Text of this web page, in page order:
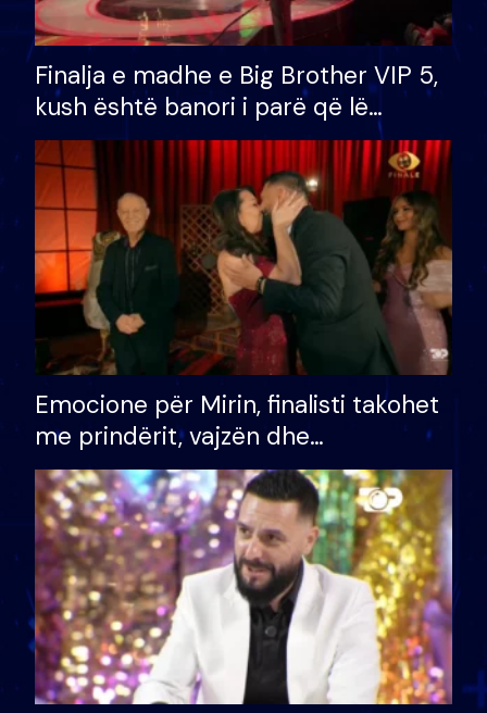
Finalja e madhe e Big Brother VIP 5,
kush është banori i parë që lë
shtëpinë dhe humb mundësinë për
të fituar çmimin e madh
Emocione për Mirin, finalisti takohet
me prindërit, vajzën dhe
bashkëshorten: S’kemi ndonjë letër
divorci apo jo?